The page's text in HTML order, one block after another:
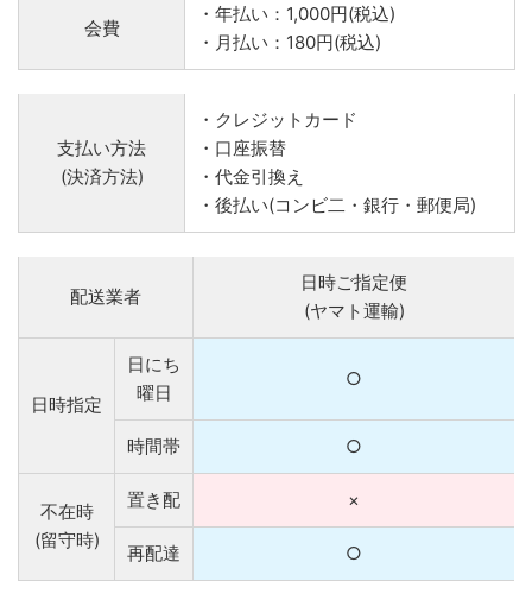
会費
・年払い：1,000円(税込)
・月払い：180円(税込)
支払い方法
(決済方法)
・クレジットカード
・口座振替
・代金引換え
・後払い(コンビ二・銀行・郵便局)
配送業者
日時ご指定便
(ヤマト運輸)
日時指定
日にち
曜日
○
時間帯 ○
不在時
(留守時)
置き配 ×
再配達 ○